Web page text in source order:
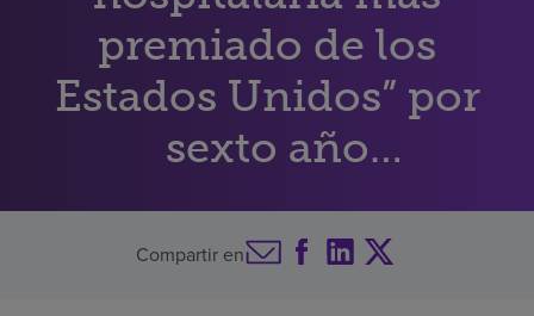
Acerca de nosotros
Inversores
premiado de los
Estados Unidos” por
sexto año
consecutivo
Compartir en